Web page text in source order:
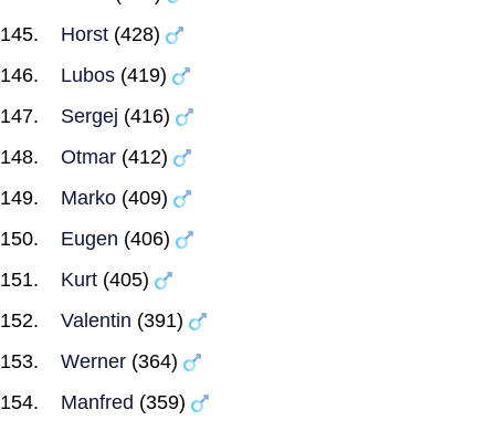
Horst (428)
Lubos (419)
Sergej (416)
Otmar (412)
Marko (409)
Eugen (406)
Kurt (405)
Valentin (391)
Werner (364)
Manfred (359)